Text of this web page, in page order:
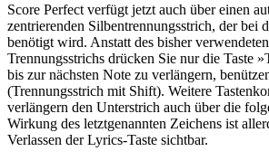
Score Perfect verfügt jetzt auch über einen
zentrierenden Silbentrennungsstrich, der bei
benötigt wird. Anstatt des bisher
Trennungsstrichs drücken Sie nur die Taste
bis zur nächsten Note zu verlängern,
(Trennungsstrich mit Shift). Weitere
verlängern den Unterstrich auch über die
Wirkung des letztgenannten Zeichens ist
Verlassen der Lyrics-Taste sichtbar.